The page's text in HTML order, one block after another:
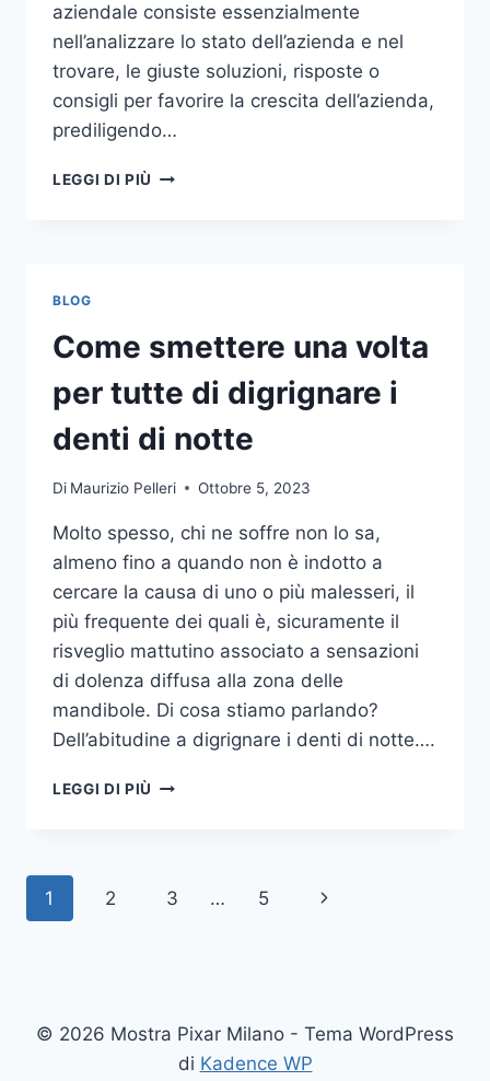
aziendale consiste essenzialmente
nell’analizzare lo stato dell’azienda e nel
trovare, le giuste soluzioni, risposte o
consigli per favorire la crescita dell’azienda,
prediligendo…
LEGGI DI PIÙ IL
BLOG
Come smettere una volta
per tutte di digrignare i
denti di notte
Di Maurizio Pelleri Ottobre 5, 2023
Molto spesso, chi ne soffre non lo sa,
almeno fino a quando non è indotto a
cercare la causa di uno o più malesseri, il
più frequente dei quali è, sicuramente il
risveglio mattutino associato a sensazioni
di dolenza diffusa alla zona delle
mandibole. Di cosa stiamo parlando?
Dell’abitudine a digrignare i denti di notte….
LEGGI DI PIÙ COME
TUTTE
NOTTE
Navigazione
1 2 3 … 5
Pagina
© 2026 Mostra Pixar Milano - Tema WordPress
di Kadence WP